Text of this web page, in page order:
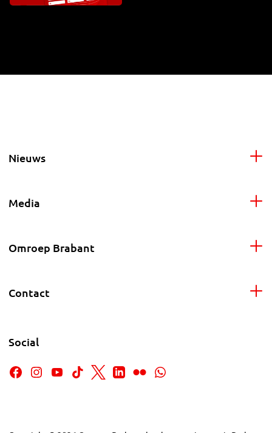
Nieuws
Media
Omroep Brabant
Contact
Social